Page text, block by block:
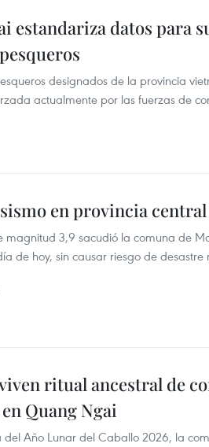
estandariza datos para
designados de la provincia
actualmente por las fuerzas de
en provincia
magnitud 3,9 sacudió la comuna de
de hoy, sin causar riesgo de
ritual ancestral de
Quang Ngai
del Año Lunar del Caballo 2026, la